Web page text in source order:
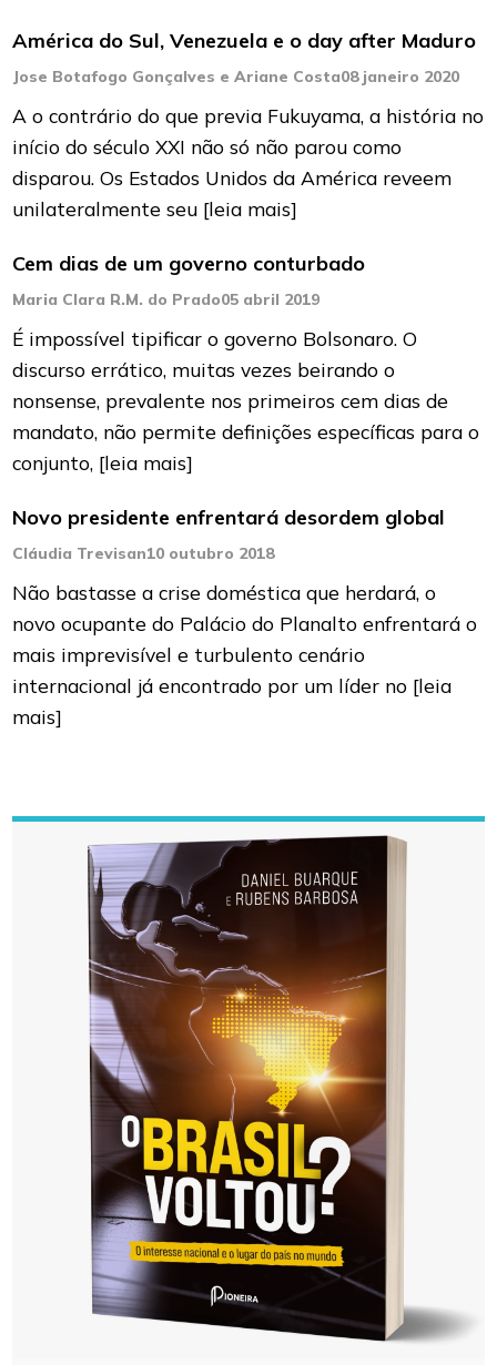
América do Sul, Venezuela e o day after Maduro
Jose Botafogo Gonçalves e Ariane Costa08 janeiro 2020
A o contrário do que previa Fukuyama, a história no
início do século XXI não só não parou como
disparou. Os Estados Unidos da América reveem
unilateralmente seu [leia mais]
Cem dias de um governo conturbado
Maria Clara R.M. do Prado05 abril 2019
É impossível tipificar o governo Bolsonaro. O
discurso errático, muitas vezes beirando o
nonsense, prevalente nos primeiros cem dias de
mandato, não permite definições específicas para o
conjunto, [leia mais]
Novo presidente enfrentará desordem global
Cláudia Trevisan10 outubro 2018
Não bastasse a crise doméstica que herdará, o
novo ocupante do Palácio do Planalto enfrentará o
mais imprevisível e turbulento cenário
internacional já encontrado por um líder no [leia
mais]